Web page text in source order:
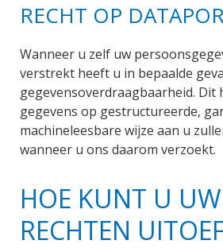
RECHT OP
Wanneer u zelf uw
verstrekt heeft u in bepaalde
gegevensoverdraagbaarheid. Dit
gegevens op gestructureerde,
machineleesbare wijze aan u
wanneer u ons daarom verzoekt.
HOE KUNT U UW
RECHTEN